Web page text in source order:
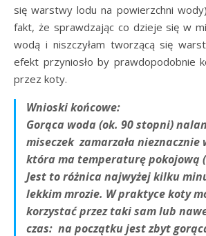
się warstwy lodu na powierzchni
fakt, że sprawdzając co dzieje się w
wodą i niszczyłam tworzącą się
efekt przyniosło by prawdopodobnie
przez koty.
Wnioski końcowe:
Gorąca woda (ok. 90 stopni)
miseczek zamarzała nieznacznie
która ma temperaturę pokojową
Jest to różnica najwyżej kilku
lekkim mrozie. W praktyce koty
korzystać przez taki sam lub
czas: na początku jest zbyt